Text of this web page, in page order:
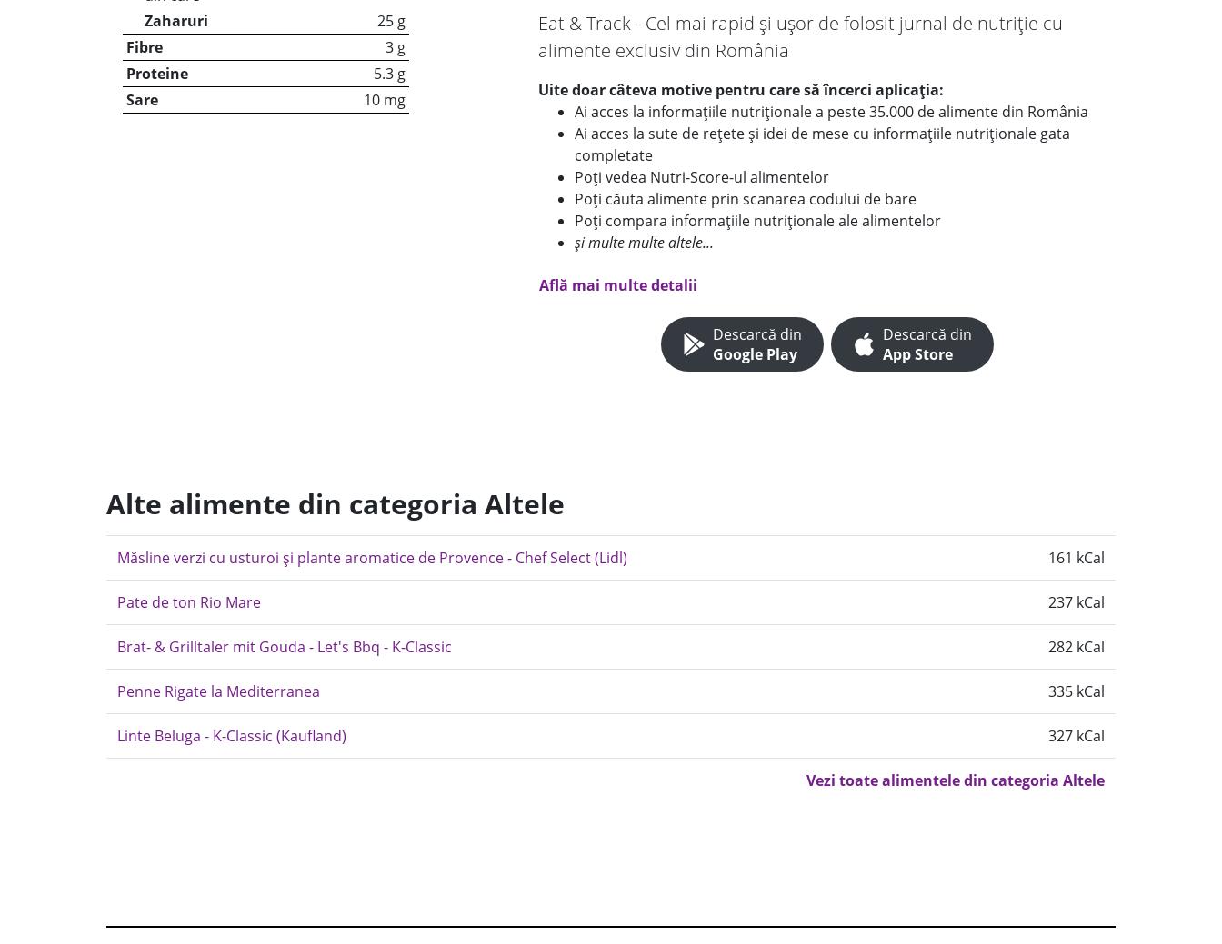
Zaharuri
25 g
Fibre
3 g
Proteine
5.3 g
Sare
10 mg
Eat & Track - Cel mai rapid și ușor de folosit jurnal de nutriție cu
alimente exclusiv din România
Uite doar câteva motive pentru care să încerci aplicația:
Ai acces la informațiile nutriționale a peste 35.000 de alimente din România
Ai acces la sute de rețete și idei de mese cu informațiile nutriționale gata
completate
Poți vedea Nutri-Score-ul alimentelor
Poți căuta alimente prin scanarea codului de bare
Poți compara informațiile nutriționale ale alimentelor
și multe multe altele...
Află mai multe detalii
Descarcă din
Google Play
Descarcă din
App Store
Alte alimente din categoria Altele
Măsline verzi cu usturoi și plante aromatice de Provence - Chef Select (Lidl) 161 kCal
Pate de ton Rio Mare 237 kCal
Brat- & Grilltaler mit Gouda - Let's Bbq - K-Classic 282 kCal
Penne Rigate la Mediterranea 335 kCal
Linte Beluga - K-Classic (Kaufland) 327 kCal
Vezi toate alimentele din categoria Altele